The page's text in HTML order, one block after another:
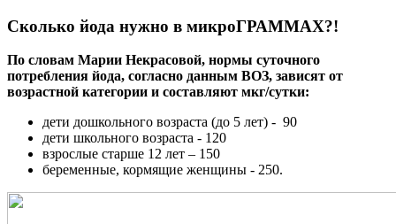
Сколько йода нужно в микроГРАММАХ?!
По словам Марии Некрасовой, нормы суточного
потребления йода, согласно данным ВОЗ, зависят от
возрастной категории и составляют мкг/сутки:
дети дошкольного возраста (до 5 лет) - 90
дети школьного возраста - 120
взрослые старше 12 лет – 150
беременные, кормящие женщины - 250.